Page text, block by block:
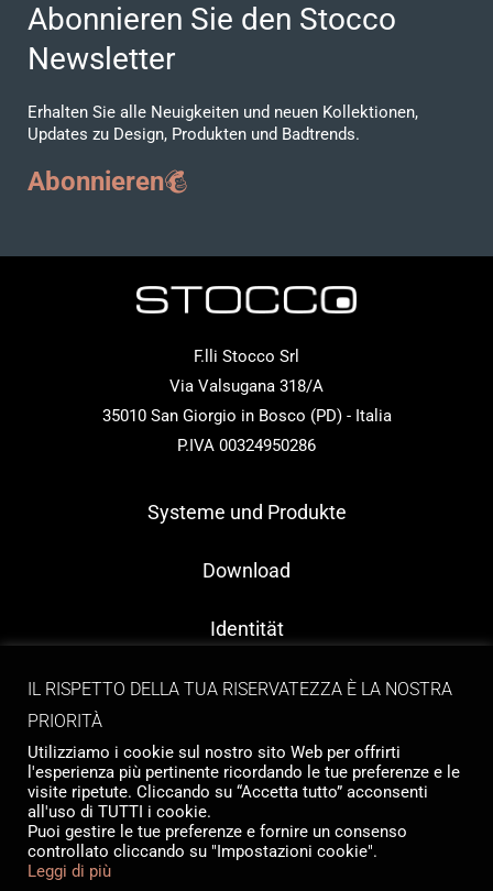
Abonnieren Sie den Stocco
Newsletter
Erhalten Sie alle Neuigkeiten und neuen Kollektionen,
Updates zu Design, Produkten und Badtrends.
Abonnieren
F.lli Stocco Srl
Via Valsugana 318/A
35010 San Giorgio in Bosco (PD) - Italia
P.IVA 00324950286
Systeme und Produkte
Download
Identität
Kontakt
Copyright © 2026 Tailormade Stocco
IL RISPETTO DELLA TUA RISERVATEZZA È LA NOSTRA
PRIORITÀ
Utilizziamo i cookie sul nostro sito Web per offrirti
l'esperienza più pertinente ricordando le tue preferenze e le
visite ripetute. Cliccando su “Accetta tutto” acconsenti
all'uso di TUTTI i cookie.
Puoi gestire le tue preferenze e fornire un consenso
controllato cliccando su "Impostazioni cookie".
Leggi di più